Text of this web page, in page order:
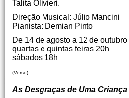
Talita Olivieri.
Direção Musical: Júlio Mancini
Pianista: Demian Pinto
De 14 de agosto a 12 de outubro
quartas e quintas feiras 20h
sábados 18h
(Verso)
As Desgraças de Uma Criança